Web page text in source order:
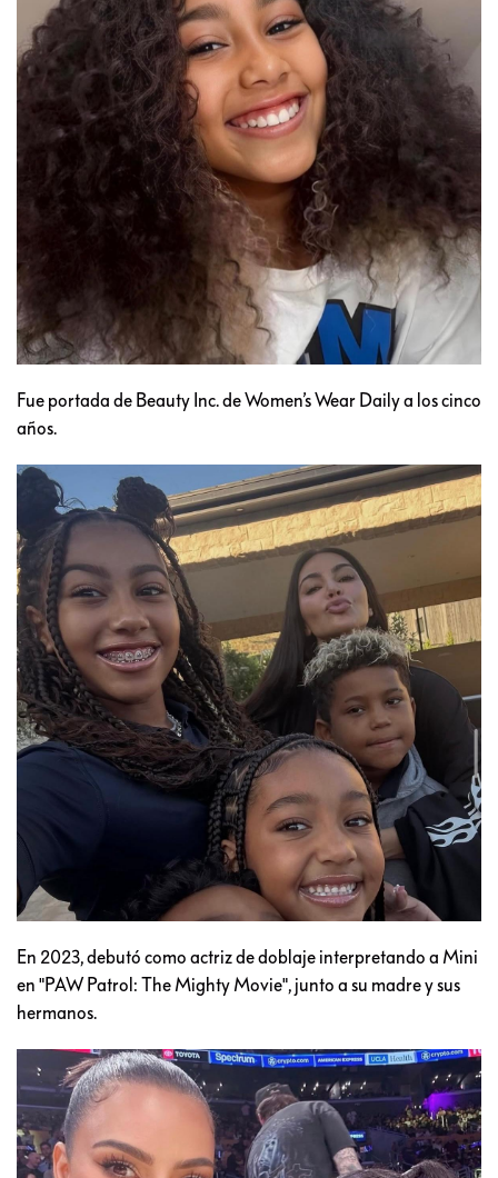
Fue portada de Beauty Inc. de Women’s Wear Daily a los cinco
años.
En 2023, debutó como actriz de doblaje interpretando a Mini
en "PAW Patrol: The Mighty Movie", junto a su madre y sus
hermanos.